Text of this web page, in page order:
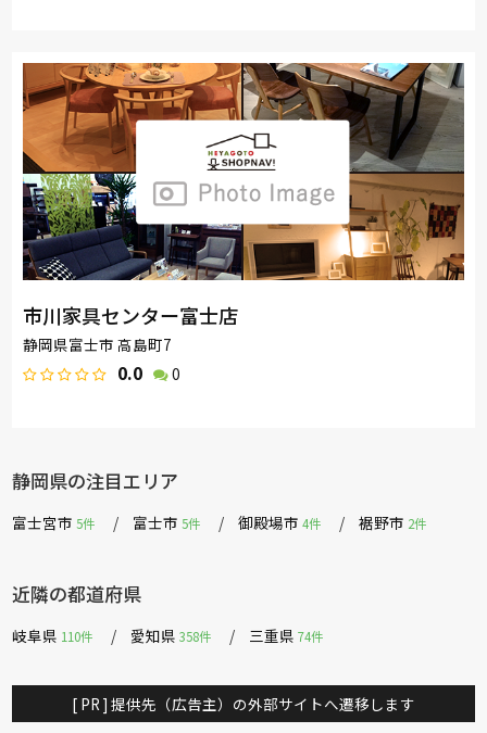
市川家具センター富士店
静岡県富士市 高島町7
0.0 0
静岡県の注目エリア
富士宮市5件 富士市5件 御殿場市4件 裾野市 2件
近隣の都道府県
岐阜県 110件 愛知県358件 三重県74件
[ PR ] 提供先（広告主）の外部サイトへ遷移します